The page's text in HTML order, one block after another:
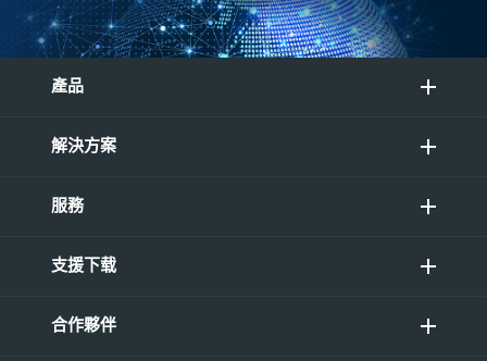
產品
解決方案
服務
支援下载
合作夥伴